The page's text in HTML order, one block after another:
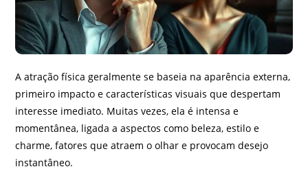
A atração física geralmente se baseia na aparência externa,
primeiro impacto e características visuais que despertam
interesse imediato. Muitas vezes, ela é intensa e
momentânea, ligada a aspectos como beleza, estilo e
charme, fatores que atraem o olhar e provocam desejo
instantâneo.